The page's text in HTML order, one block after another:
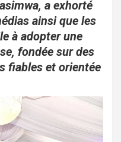
a exhorté
ainsi que les
à adopter une
fondée sur des
fiables et orientée